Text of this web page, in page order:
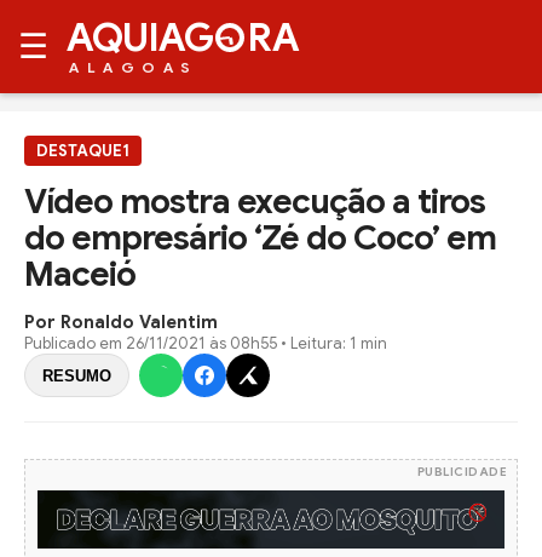
☰ AQUIAG RA
ALAGOAS
DESTAQUE1
Vídeo mostra execução a tiros
do empresário ‘Zé do Coco’ em
Maceió
Por Ronaldo Valentim
Publicado em 26/11/2021 às 08h55 • Leitura: 1 min
RESUMO
PUBLICIDADE